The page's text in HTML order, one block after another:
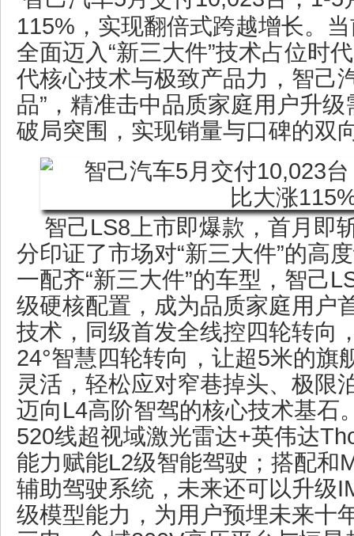
115%，实现翻倍式跨越增长。
全面迈入“新三大件”技术占位时
代核心技术与极致产品力，智己
品”，精准击中品质家庭用户升
破局突围，实现销量与口碑的双
智己LS8上市即爆款，首月即
分印证了市场对“新三大件”的高
一配齐“新三大件”的车型，智己
级硬核配置，成为品质家庭用户
技术，同级首发全线控四轮转向
24°智慧四轮转向，让超5米的旗
灵活，轻松应对窄巷掉头、极限
迈向L4高阶智驾的核心技术基石
520线超视域激光雷达+英伟达
能力赋能L2级智能驾驶；搭配和
辅助驾驶系统，未来还可以升级
级模型能力，为用户预埋未来十